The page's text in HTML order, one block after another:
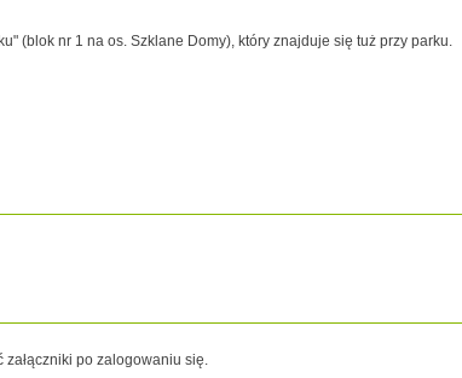
(blok nr 1 na os. Szklane Domy), który znajduje się tuż przy parku.
załączniki po zalogowaniu się.